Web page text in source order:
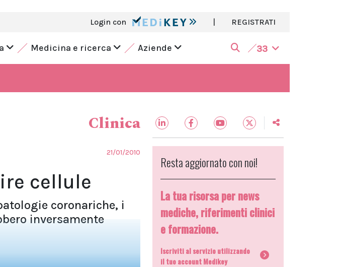
Login con | REGISTRATI
Medicina e ricerca Aziende 33
Clinica
21/01/2010
cellule
coronariche, i
inversamente
Resta aggiornato con noi!
La tua risorsa per news
mediche, riferimenti clinici
e formazione.
Iscriviti al servizio utilizzando
il tuo account Medikey